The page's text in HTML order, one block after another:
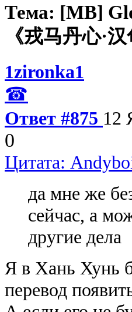
Тема: [MB]
《戎马丹心·
1zironka1
☎
Ответ #875 12
0
Цитата:
да мне же
сейчас, а
другие дела
Я в Хань Хунь
перевод